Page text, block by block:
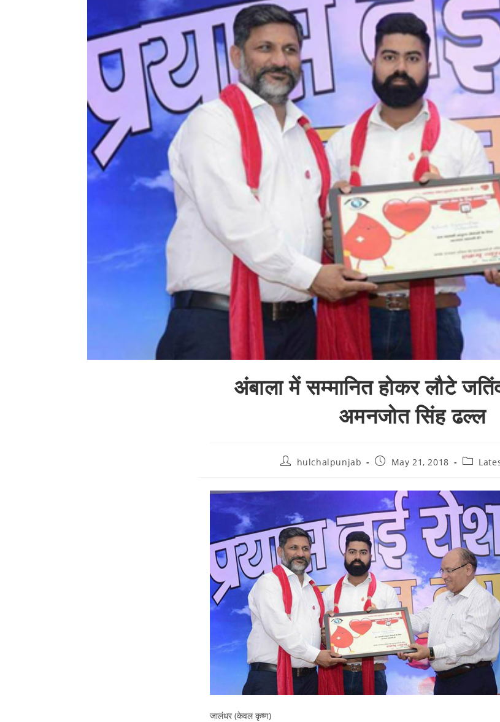
अंबाला में सम्मानित होकर लौटे
अमनजोत सिंह ढल्ल
hulchalpunjab May 21, 2018
जालंधर (केवल कृष्ण)